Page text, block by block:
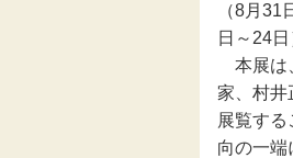
助成
フェス
地域創
（8月
日～24
本展は
家、村井
展覧す
向の一端